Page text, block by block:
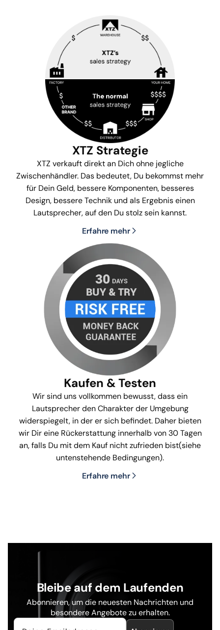
XTZ Strategie
XTZ verkauft direkt an Dich ohne jegliche
Zwischenhändler. Das bedeutet, Du bekommst mehr
für Dein Geld, bessere Komponenten, besseres
Design, bessere Technik und als Ergebnis einen
Lautsprecher, auf den Du stolz sein kannst.
Erfahre mehr
Kaufen & Testen
Wir sind uns vollkommen bewusst, dass ein
Lautsprecher den Charakter der Umgebung
widerspiegelt, in der er sich befindet. Daher bieten
wir Dir eine Rückerstattung innerhalb von 30 Tagen
an, falls Du mit dem Kauf nicht zufrieden bist(siehe
untenstehende Bedingungen).
Erfahre mehr
Bleibe auf dem Laufenden
Abonnieren, um die neuesten Nachrichten und
besondere Angebote zu erhalten.